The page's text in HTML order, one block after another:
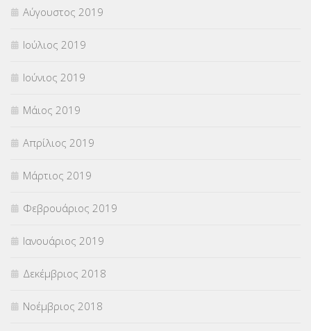
Αύγουστος 2019
Ιούλιος 2019
Ιούνιος 2019
Μάιος 2019
Απρίλιος 2019
Μάρτιος 2019
Φεβρουάριος 2019
Ιανουάριος 2019
Δεκέμβριος 2018
Νοέμβριος 2018